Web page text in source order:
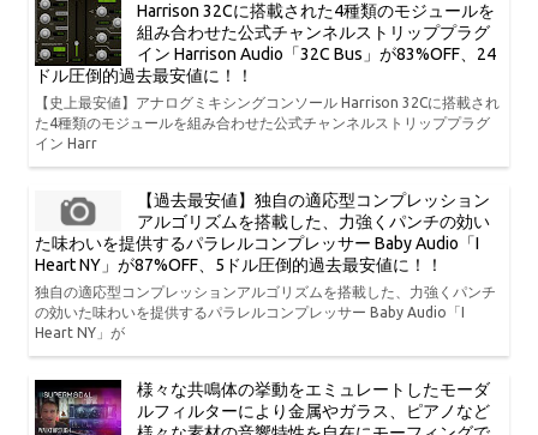
Harrison 32Cに搭載された4種類のモジュールを
組み合わせた公式チャンネルストリッププラグ
イン Harrison Audio「32C Bus」が83%OFF、24
ドル圧倒的過去最安値に！！
【史上最安値】アナログミキシングコンソール Harrison 32Cに搭載され
た4種類のモジュールを組み合わせた公式チャンネルストリッププラグ
イン Harr
【過去最安値】独自の適応型コンプレッション
アルゴリズムを搭載した、力強くパンチの効い
た味わいを提供するパラレルコンプレッサー Baby Audio「I
Heart NY」が87%OFF、5ドル圧倒的過去最安値に！！
独自の適応型コンプレッションアルゴリズムを搭載した、力強くパンチ
の効いた味わいを提供するパラレルコンプレッサー Baby Audio「I
Heart NY」が
様々な共鳴体の挙動をエミュレートしたモーダ
ルフィルターにより金属やガラス、ピアノなど